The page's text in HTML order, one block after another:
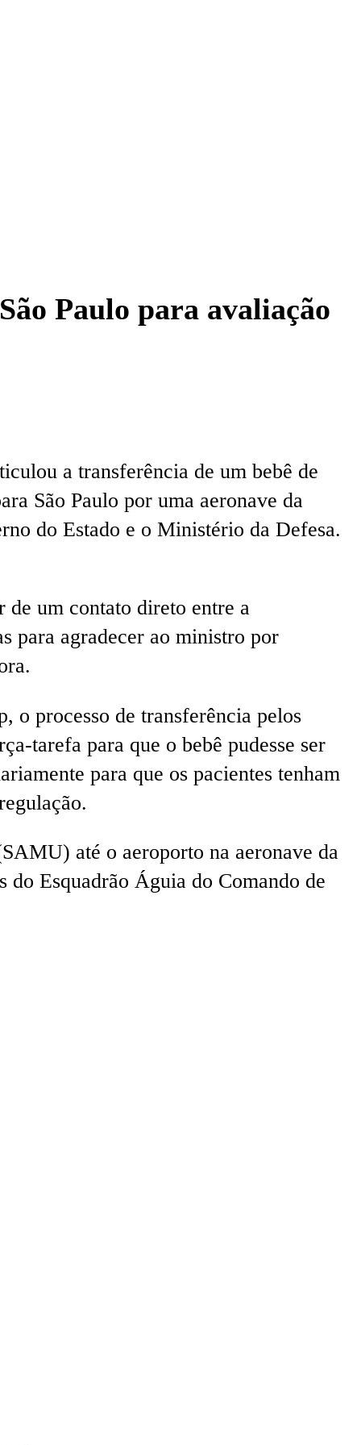
Paulo para avaliação
a transferência de um bebê de
São Paulo por uma aeronave da
do Estado e o Ministério da Defesa.
um contato direto entre a
para agradecer ao ministro por
o processo de transferência pelos
tarefa para que o bebê pudesse ser
para que os pacientes tenham
até o aeroporto na aeronave da
Esquadrão Águia do Comando de